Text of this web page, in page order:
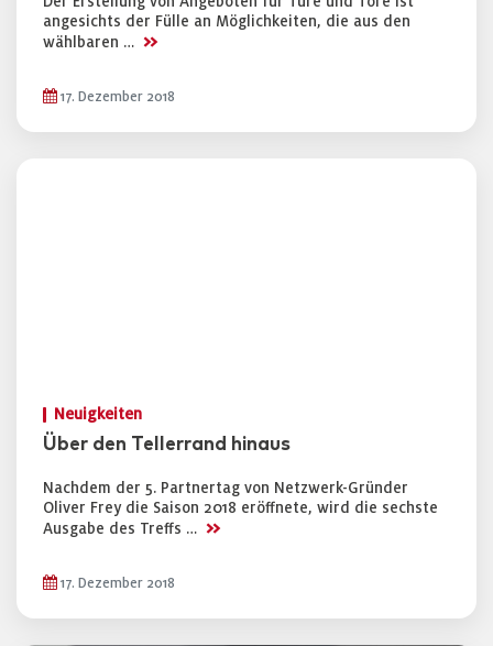
angesichts der Fülle an Möglichkeiten, die aus den
wählbaren … >>
17. Dezember 2018
Neuigkeiten
Über den Tellerrand hinaus
Nachdem der 5. Partnertag von Netzwerk-Gründer
Oliver Frey die Saison 2018 eröffnete, wird die sechste
Ausgabe des Treffs … >>
17. Dezember 2018